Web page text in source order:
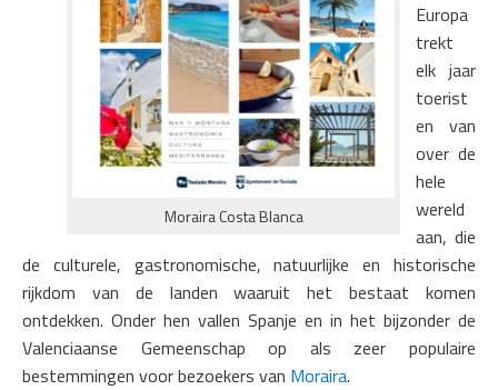
Moraira Costa Blanca
Europa
trekt
elk jaar
toerist
en van
over de
hele
wereld
aan, die
de culturele, gastronomische, natuurlijke en historische
rijkdom van de landen waaruit het bestaat komen
ontdekken. Onder hen vallen Spanje en in het bijzonder de
Valenciaanse Gemeenschap op als zeer populaire
bestemmingen voor bezoekers van Moraira.